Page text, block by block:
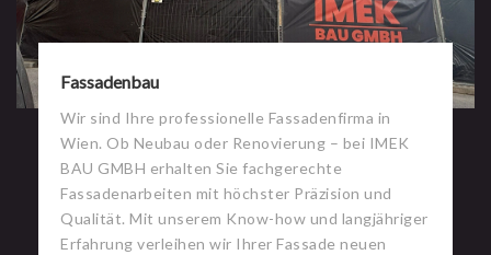
Fassadenbau
Wir sind Ihre professionelle Fassadenfirma in
Wien. Ob Neubau oder Renovierung – bei IMEK
BAU GMBH erhalten Sie fachgerechte
Fassadenarbeiten mit höchster Präzision und
Qualität. Mit unserem Know-how und langjähriger
Erfahrung verleihen wir Ihrer Fassade neuen